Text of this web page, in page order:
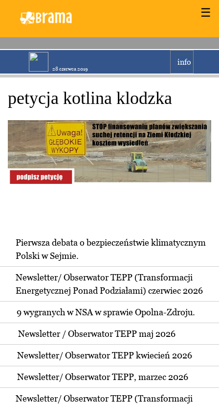
☰
28 czerwca 2019
info
petycja kotlina klodzka
Pierwsza debata o bezpieczeństwie klimatycznym
Polski w Sejmie.
Newsletter/ Obserwator TEPP (Transformacji
Energetycznej Ponad Podziałami) czerwiec 2026
9 wygranych w NSA w sprawie Opolna-Zdroju.
Newsletter / Obserwator TEPP maj 2026
Newsletter/ Obserwator TEPP kwiecień 2026
Newsletter/ Obserwator TEPP, marzec 2026
Newsletter/ Obserwator TEPP (Transformacji